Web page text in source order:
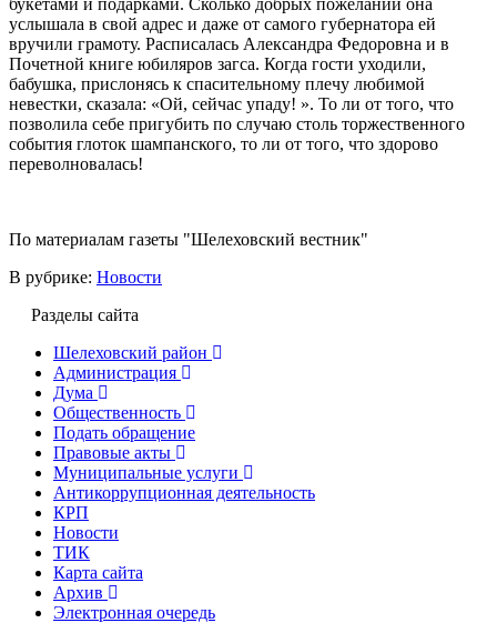
услышала в свой адрес и даже от самого губернатора ей
вручили грамоту. Расписалась Александра Федоровна и в
Почетной книге юбиляров загса. Когда гости уходили,
бабушка, прислонясь к спасительному плечу любимой
невестки, сказала: «Ой, сейчас упаду! ». То ли от того, что
позволила себе пригубить по случаю столь торжественного
события глоток шампанского, то ли от того, что здорово
переволновалась!
По материалам газеты "Шелеховский вестник"
В рубрике: Новости
Разделы сайта
Шелеховский район
Администрация
Дума
Общественность
Подать обращение
Правовые акты
Муниципальные услуги
Антикоррупционная деятельность
КРП
Новости
ТИК
Карта сайта
Архив
Электронная очередь